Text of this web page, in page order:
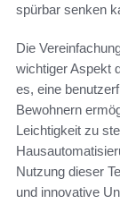
spürbar senken
Die
wichtiger Aspekt
es, eine
Bewohnern
Leichtigkeit zu
Nutzung dieser
und innovative